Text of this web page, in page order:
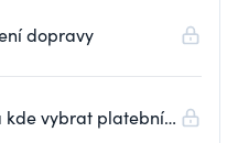
dopravy
vybrat platební